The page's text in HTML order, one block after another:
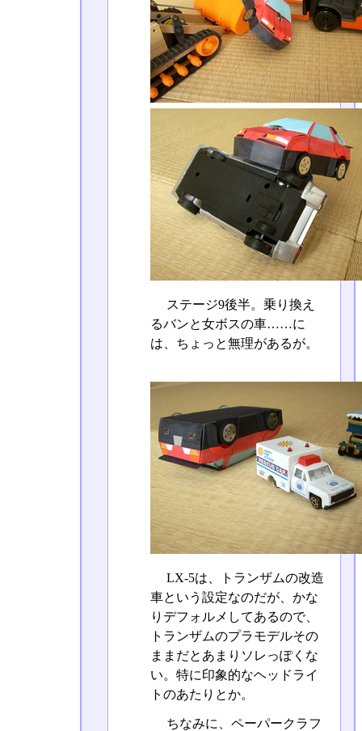
ステージ9後半。乗り換え
るバンと女ボスの車……に
は、ちょっと無理があるが。
LX-5は、トランザムの改造
車という設定なのだが、かな
りデフォルメしてあるので、
トランザムのプラモデルその
ままだとあまりソレっぽくな
い。特に印象的なヘッドライ
トのあたりとか。
ちなみに、ペーパークラフ